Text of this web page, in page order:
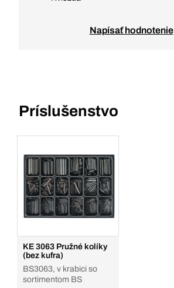
Napísať hodnotenie
Príslušenstvo
KE 3063 Pružné kolíky
(bez kufra)
BS3063, v krabici so
sortimentom BS